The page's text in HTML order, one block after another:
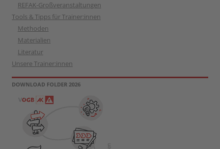
REFAK-Großveranstaltungen
Tools & Tipps für Trainer:innen
Methoden
Materialien
Literatur
Unsere Trainer:innen
DOWNLOAD FOLDER 2026